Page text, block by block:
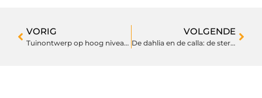
VORIG
Tuinontwerp op hoog niveau bij de hovenier nabij Roosendaal
VOLGENDE
De dahlia en de calla: de sterkste zomerbloeiers